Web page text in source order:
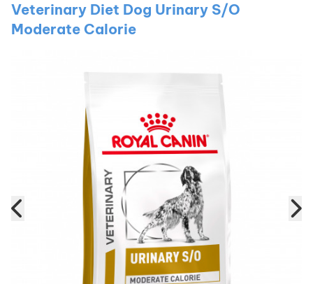
Veterinary Diet Dog Urinary S/O
Moderate Calorie